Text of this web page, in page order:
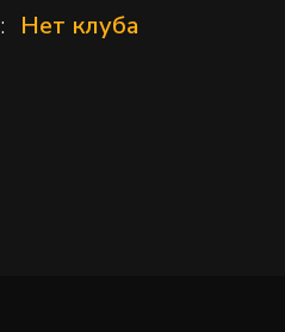
Нет клуба